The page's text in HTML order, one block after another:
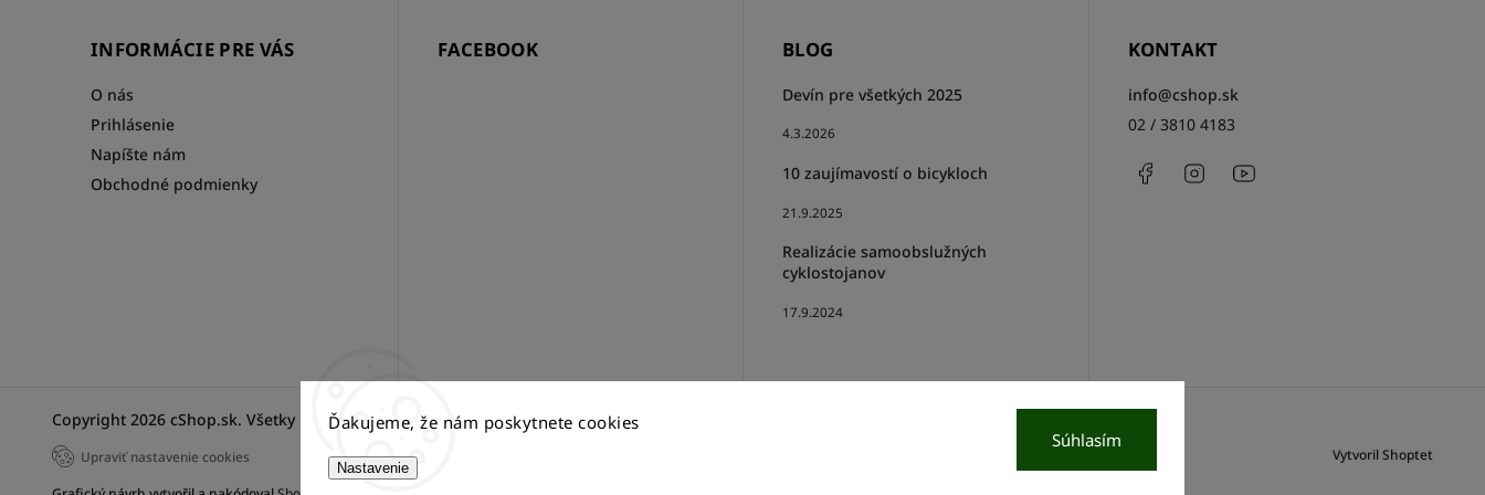
Ďakujeme, že nám poskytnete cookies
Nastavenie
Súhlasím
INFORMÁCIE PRE VÁS
O nás
Prihlásenie
Napíšte nám
Obchodné podmienky
FACEBOOK BLOG
Devín pre všetkých 2025
4.3.2026
10 zaujímavostí o bicykloch
21.9.2025
Realizácie samoobslužných
cyklostojanov
17.9.2024
KONTAKT
info@cshop.sk
02 / 3810 4183
FacebookInstagram
Vytvoril Shoptet
Copyright 2026 cShop.sk. Všetky práva vyhradené.
Upraviť nastavenie cookies